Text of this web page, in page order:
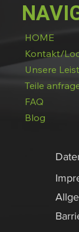
HOME
Kontakt/
Unsere
Teile
FAQ
Blog